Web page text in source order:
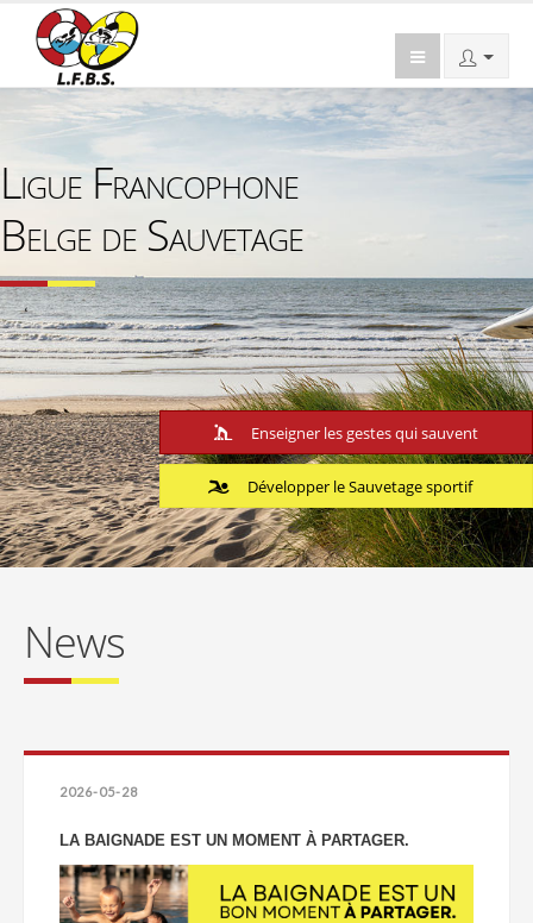
Ligue Francophone
Belge de Sauvetage
Enseigner les gestes qui sauvent
Développer le Sauvetage sportif
News
2026-05-28
LA BAIGNADE EST UN MOMENT À PARTAGER.